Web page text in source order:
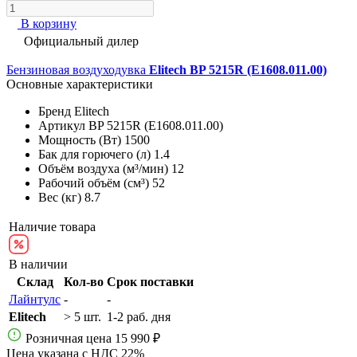
В корзину
Официальный дилер
Бензиновая воздуходувка Elitech BP 5215R (E1608.011.00)
Основные характеристики
Бренд Elitech
Артикул BP 5215R (E1608.011.00)
Мощность (Вт) 1500
Бак для горючего (л) 1.4
Объём воздуха (м³/мин) 12
Рабочий объём (см³) 52
Вес (кг) 8.7
Наличие товара
В наличии
Склад
Кол-во Срок поставки
Лайнтулс -
-
Elitech
> 5 шт. 1-2 раб. дня
Розничная цена 15 990 ₽
Цена указана с НДС 22%